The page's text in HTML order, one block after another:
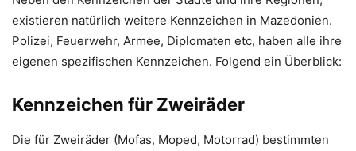
existieren natürlich weitere Kennzeichen in Mazedonien.
Polizei, Feuerwehr, Armee, Diplomaten etc, haben alle ihre
eigenen spezifischen Kennzeichen. Folgend ein Überblick:
Kennzeichen für Zweiräder
Die für Zweiräder (Mofas, Moped, Motorrad) bestimmten